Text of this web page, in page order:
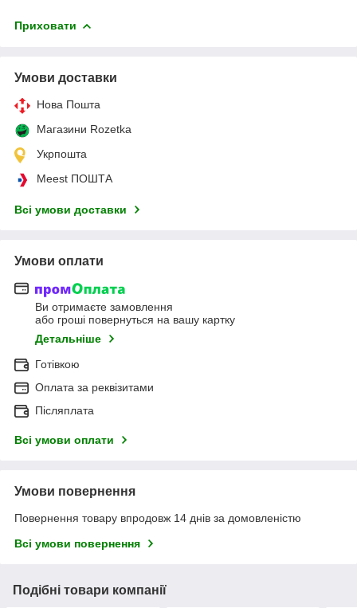
Приховати
Умови доставки
Нова Пошта
Магазини Rozetka
Укрпошта
Meest ПОШТА
Всі умови доставки
Умови оплати
Ви отримаєте замовлення
або гроші повернуться на вашу картку
Детальніше
Готівкою
Оплата за реквізитами
Післяплата
Всі умови оплати
Умови повернення
Повернення товару впродовж 14 днів за домовленістю
Всі умови повернення
Подібні товари компанії